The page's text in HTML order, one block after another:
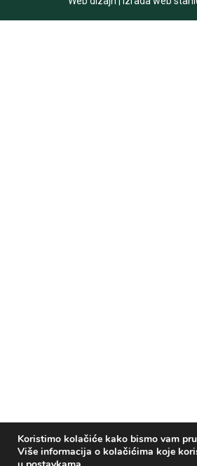
Koristimo kolačiće kako bismo vam
Više informacija o kolačićima koje